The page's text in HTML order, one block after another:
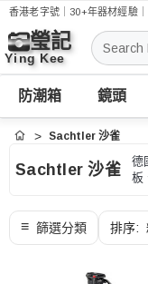
香港老字號｜30+年器材經驗
搜
索
防潮箱 鏡頭
首頁 Sachtler 沙雀
Sachtler 沙雀
德
板
攝
格